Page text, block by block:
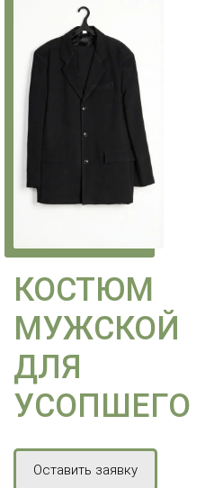
КОСТЮМ
МУЖСКОЙ
ДЛЯ
УСОПШЕГО
Оставить заявку